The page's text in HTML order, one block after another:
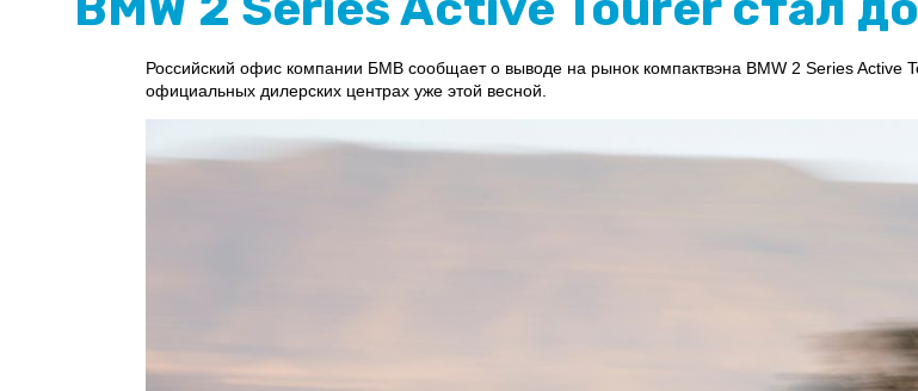
Российский офис компании БМВ сообщает о выводе на рынок компактвэна BMW 2 Series Active
официальных дилерских центрах уже этой весной.